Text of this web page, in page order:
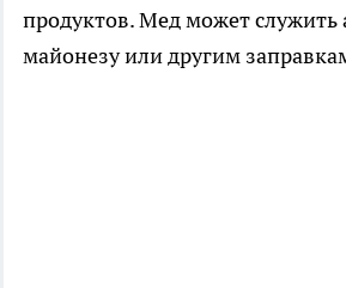
продуктов. Мед может служить
майонезу или другим